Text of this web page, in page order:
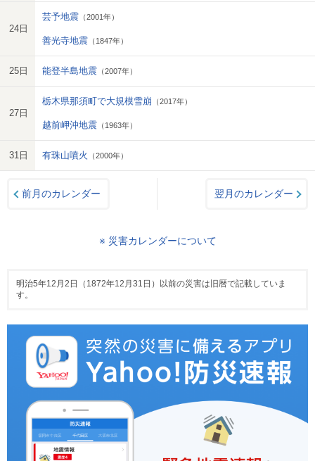
24日
芸予地震 （2001年）
善光寺地震 （1847年）
25日 能登半島地震 （2007年）
27日
栃木県那須町で大規模雪崩 （2017年）
越前岬沖地震 （1963年）
31日 有珠山噴火 （2000年）
前月のカレンダー 翌月のカレンダー
※ 災害カレンダーについて
明治5年12月2日（1872年12月31日）以前の災害は旧暦で記載していま
す。